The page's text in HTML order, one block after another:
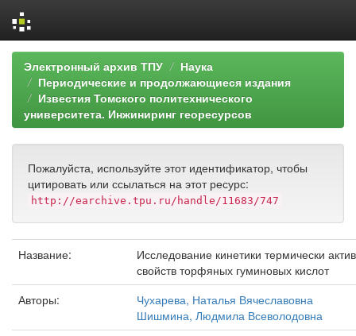
Skip
navigation
Электронный архив ТПУ
Наука
Периодические и продолжающиеся издания
Известия Томского политехнического
университета. Инжиниринг георесурсов
Пожалуйста, используйте этот идентификатор, чтобы
цитировать или ссылаться на этот ресурс:
http://earchive.tpu.ru/handle/11683/747
Название:
Исследование кинетики термически
свойств торфяных гуминовых кислот
Авторы:
Чухарева, Наталья Вячеславовна
Шишмина, Людмила Всеволодовна